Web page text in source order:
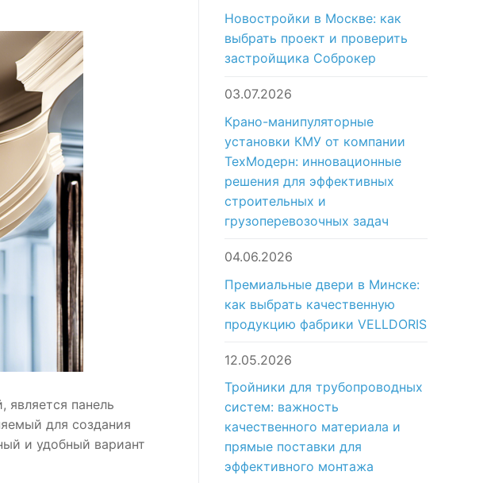
панель
для создания
и удобный вариант
Новостройки в Москве: как
выбрать проект и проверить
застройщика Соброкер
03.07.2026
Крано-манипуляторные
установки КМУ от компании
ТехМодерн: инновационные
решения для эффективных
строительных и
грузоперевозочных задач
04.06.2026
Премиальные двери в Минске:
как выбрать качественную
продукцию фабрики VELLDORIS
12.05.2026
Тройники для трубопроводных
систем: важность
качественного материала и
прямые поставки для
эффективного монтажа